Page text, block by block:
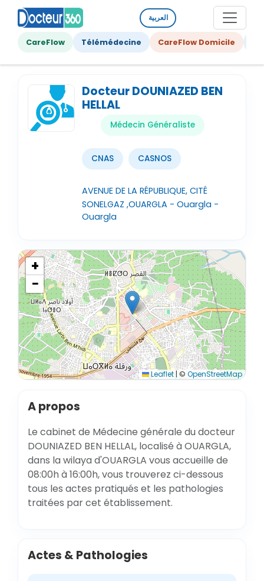
العربية
CareFlow Télémédecine CareFlow Domicile
Docteur DOUNIAZED BEN
HELLAL
Médecin Généraliste
CNAS CASNOS
AVENUE DE LA RÉPUBLIQUE, CITÉ
SONELGAZ ,OUARGLA - Ouargla -
Ouargla
+
−
Leaflet| © OpenStreetMap
A propos
Le cabinet de Médecine générale du docteur
DOUNIAZED BEN HELLAL, localisé à OUARGLA,
dans la wilaya d'OUARGLA vous accueille de
08:00h à 16:00h, vous trouverez ci-dessous
tous les actes pratiqués et les pathologies
traitées par cet établissement.
Actes & Pathologies